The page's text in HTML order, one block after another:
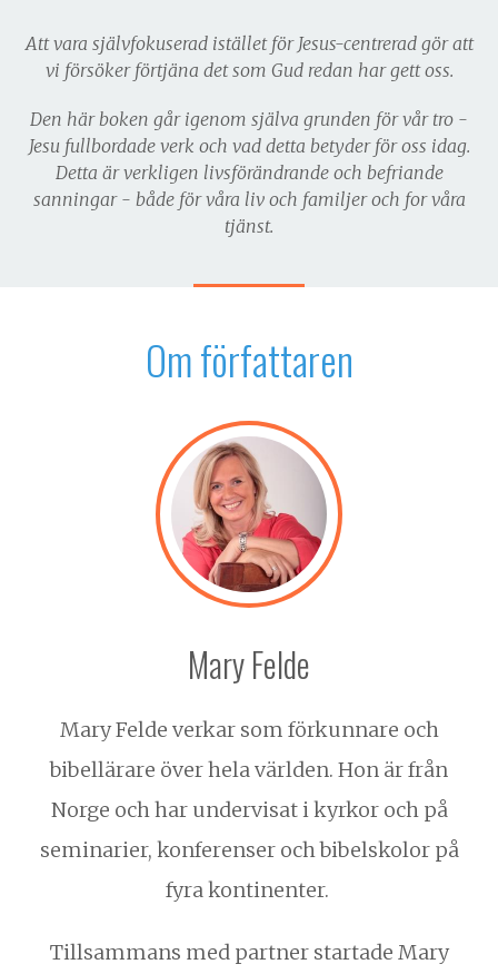
Att vara självfokuserad istället för Jesus-centrerad gör att
vi försöker förtjäna det som Gud redan har gett oss.
Den här boken går igenom själva grunden för vår tro -
Jesu fullbordade verk och vad detta betyder för oss idag.
Detta är verkligen livsförändrande och befriande
sanningar - både för våra liv och familjer och for våra
tjänst.
Om författaren
Mary Felde
Mary Felde verkar som förkunnare och
bibellärare över hela världen. Hon är från
Norge och har undervisat i kyrkor och på
seminarier, konferenser och bibelskolor på
fyra kontinenter.
Tillsammans med partner startade Mary